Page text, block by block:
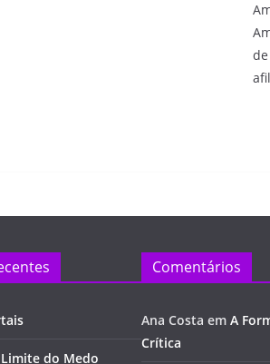
do Medo
Comentários
Ana Costa em A
Crítica